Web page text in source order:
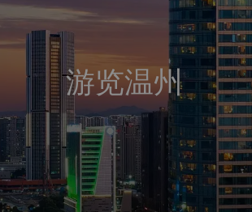
游览温州